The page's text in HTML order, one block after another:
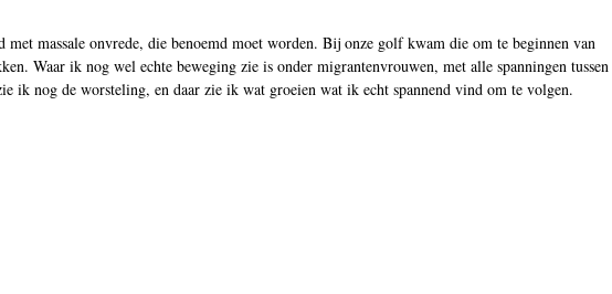
massale onvrede, die benoemd moet worden. Bij onze golf kwam die om te beginnen van
Waar ik nog wel echte beweging zie is onder migrantenvrouwen, met alle spanningen tussen
ik nog de worsteling, en daar zie ik wat groeien wat ik echt spannend vind om te volgen.